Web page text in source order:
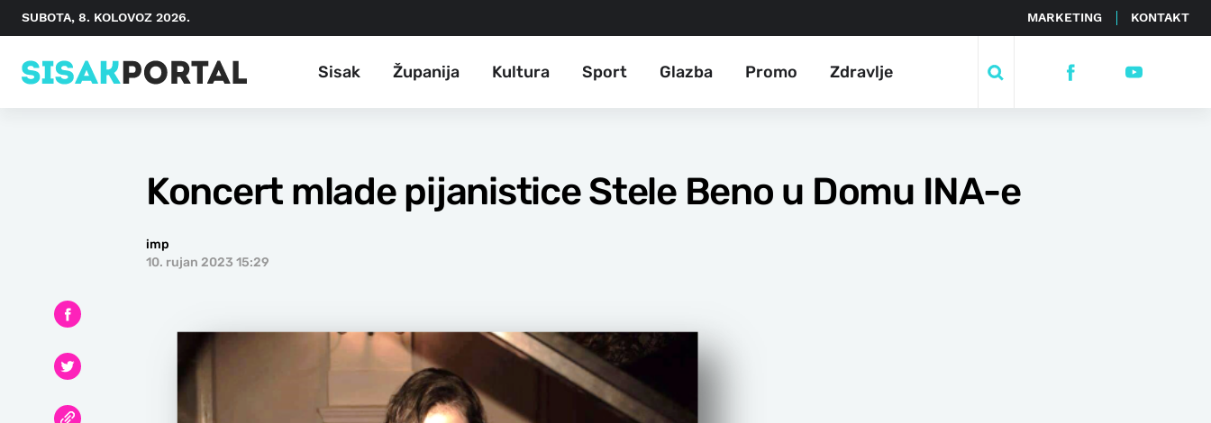
SUBOTA, 8. KOLOVOZ 2026. MARKETING KONTAKT
Sisak Županija Kultura Sport Glazba Promo Zdravlje
Koncert mlade pijanistice Stele Beno u Domu INA-e
imp
10. rujan 2023 15:29